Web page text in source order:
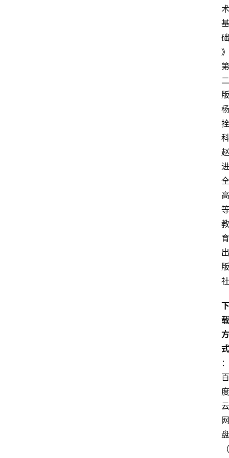
术
基
础
》
第
二
版
杨
拴
科
赵
进
全
高
等
教
育
出
版
社
下
载
方
式
：
百
度
云
网
盘
（